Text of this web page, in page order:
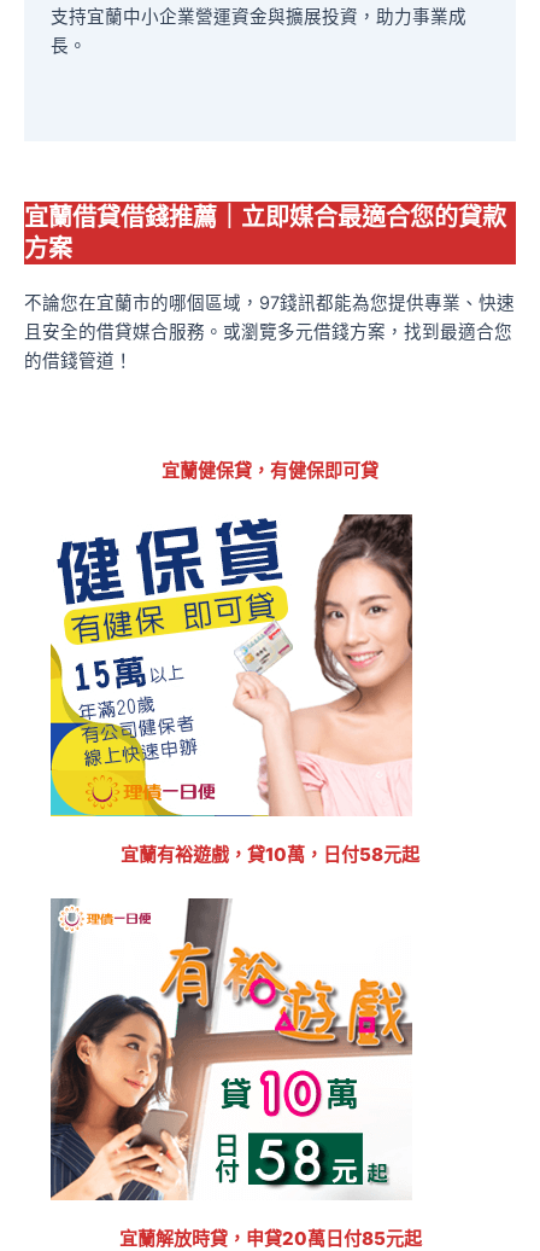
支持宜蘭中小企業營運資金與擴展投資，助力事業成
長。
宜蘭借貸借錢推薦｜立即媒合最適合您的貸款
方案
不論您在宜蘭市的哪個區域，97錢訊都能為您提供專業、快速
且安全的借貸媒合服務。或瀏覽多元借錢方案，找到最適合您
的借錢管道！
宜蘭健保貸，有健保即可貸
宜蘭有裕遊戲，貸10萬，日付58元起
宜蘭解放時貸，申貸20萬日付85元起